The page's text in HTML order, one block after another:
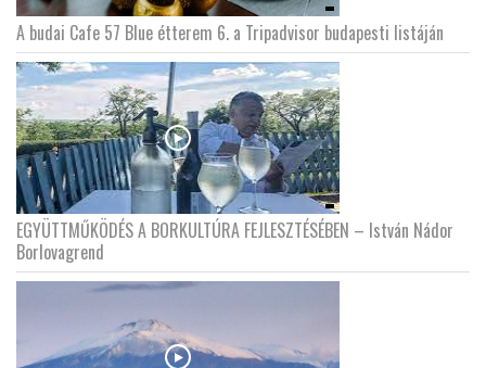
A budai Cafe 57 Blue étterem 6. a Tripadvisor budapesti listáján
EGYÜTTMŰKÖDÉS A BORKULTÚRA FEJLESZTÉSÉBEN – István Nádor
Borlovagrend